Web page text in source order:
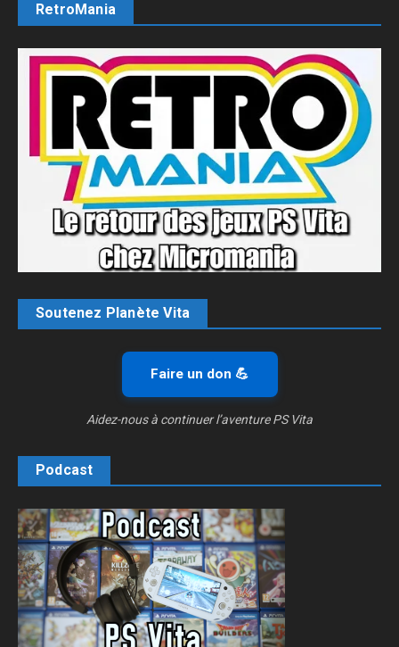
RetroMania
Soutenez Planète Vita
Faire un don 💪
Aidez-nous à continuer l’aventure PS Vita
Podcast